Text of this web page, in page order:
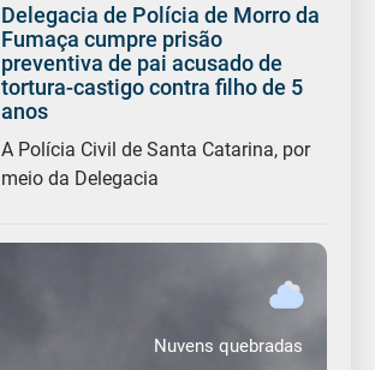
Delegacia de Polícia de Morro da
Fumaça cumpre prisão
preventiva de pai acusado de
tortura-castigo contra filho de 5
anos
A Polícia Civil de Santa Catarina, por
meio da Delegacia
Nuvens quebradas